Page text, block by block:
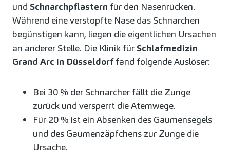
und Schnarchpflastern für den Nasenrücken.
Während eine verstopfte Nase das Schnarchen
begünstigen kann, liegen die eigentlichen Ursachen
an anderer Stelle. Die Klinik fürSchlafmedizin
Grand Arc in Düsseldorffand folgende Auslöser:
Bei 30 % der Schnarcher fällt die Zunge
zurück und versperrt die Atemwege.
Für 20 % ist ein Absenken des Gaumensegels
und des Gaumenzäpfchens zur Zunge die
Ursache.